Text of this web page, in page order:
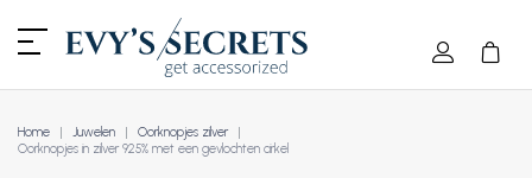
Home Juwelen
Oorknopjes zilver
Oorknopjes in zilver 925% met een gevlochten cirkel